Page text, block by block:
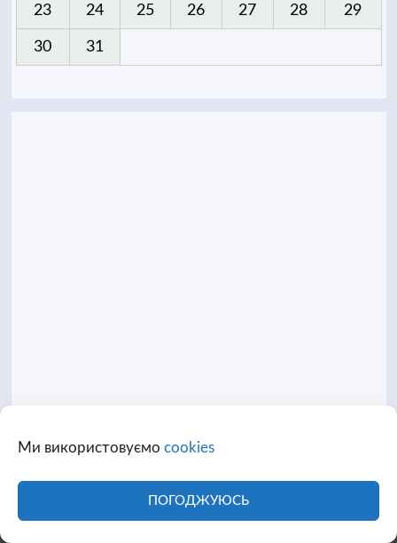
Ми використовуємо cookies
ПОГОДЖУЮСЬ
23 24 25 26 27 28 29
30 31